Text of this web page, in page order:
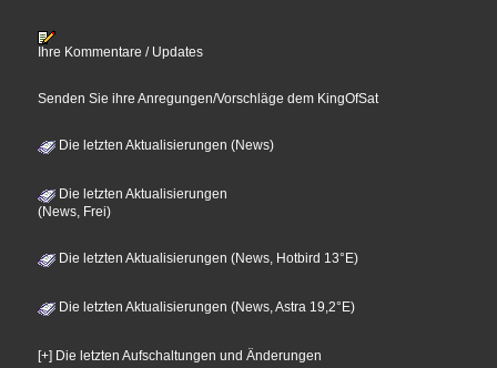
Ihre Kommentare / Updates
Senden Sie ihre Anregungen/Vorschläge dem KingOfSat
Die letzten Aktualisierungen (News)
Die letzten Aktualisierungen
(News, Frei)
Die letzten Aktualisierungen (News, Hotbird 13°E)
Die letzten Aktualisierungen (News, Astra 19,2°E)
[+] Die letzten Aufschaltungen und Änderungen